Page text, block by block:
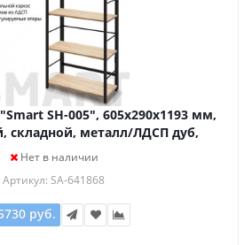
SH-005", 605х290х1193 мм,
складной, металл/ЛДСП дуб,
черный, 641868
Нет в наличии
Артикул: SA-641868
руб.